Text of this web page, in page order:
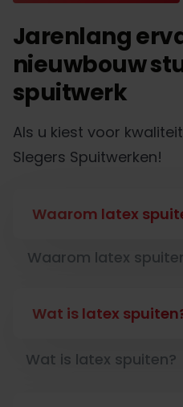
Jarenlang
nieuwbouw
spuitwerk
Als u kiest voor
Slegers Spuitwerken!
Waarom latex
Waarom latex
Wat is latex
Wat is latex spuiten?